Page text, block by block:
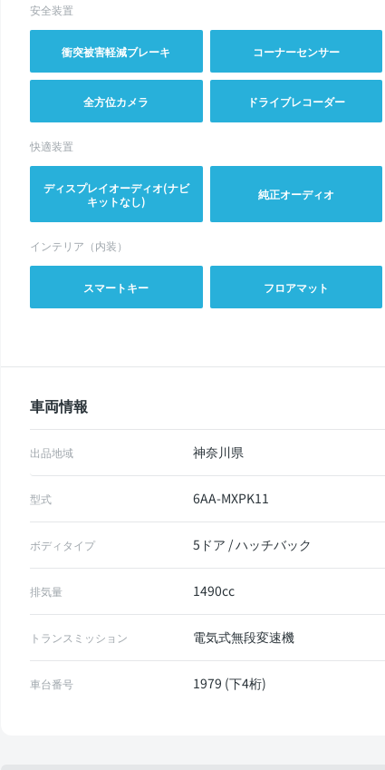
安全装置
衝突被害軽減ブレーキ コーナーセンサー
全方位カメラ ドライブレコーダー
快適装置
ディスプレイオーディオ(ナビ
キットなし)
純正オーディオ
インテリア（内装）
スマートキー フロアマット
車両情報
出品地域 神奈川県
型式 6AA-MXPK11
ボディタイプ 5ドア / ハッチバック
排気量 1490cc
トランスミッション 電気式無段変速機
車台番号 1979 (下4桁)